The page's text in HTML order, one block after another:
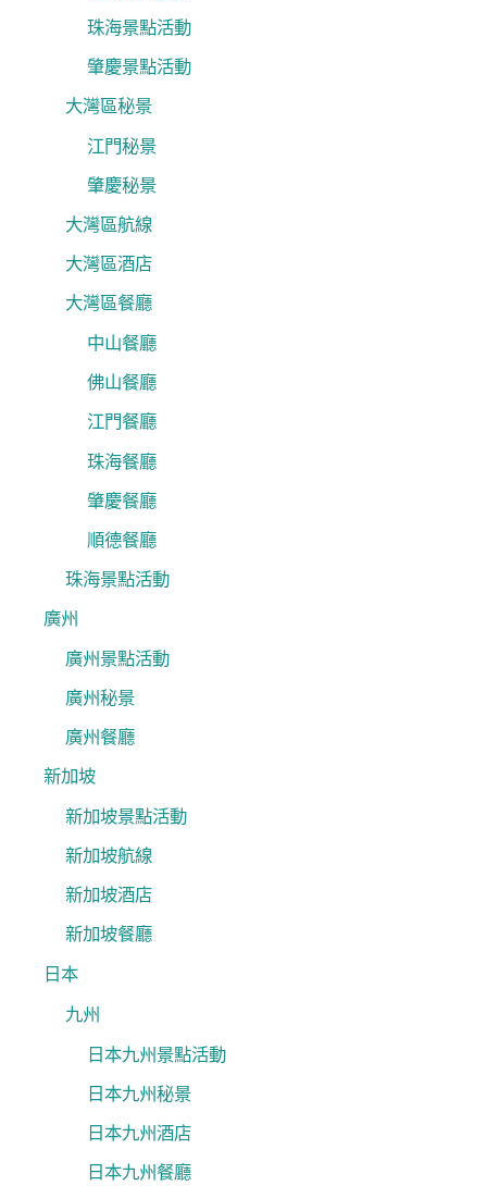
珠海景點活動
肇慶景點活動
大灣區秘景
江門秘景
肇慶秘景
大灣區航線
大灣區酒店
大灣區餐廳
中山餐廳
佛山餐廳
江門餐廳
珠海餐廳
肇慶餐廳
順德餐廳
珠海景點活動
廣州
廣州景點活動
廣州秘景
廣州餐廳
新加坡
新加坡景點活動
新加坡航線
新加坡酒店
新加坡餐廳
日本
九州
日本九州景點活動
日本九州秘景
日本九州酒店
日本九州餐廳